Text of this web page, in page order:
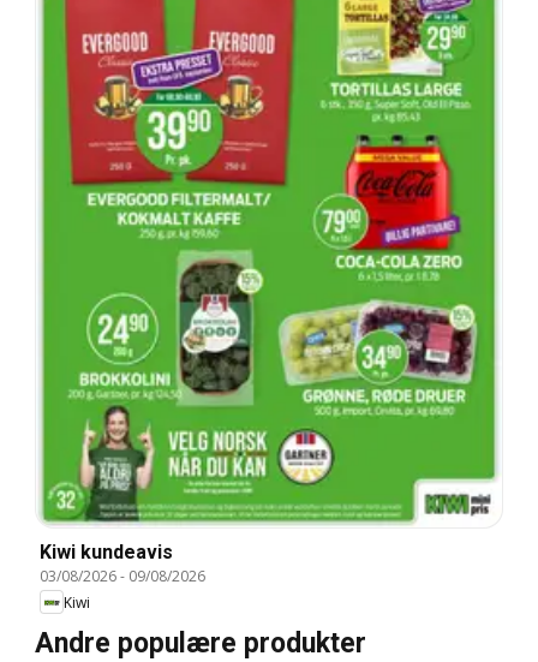
Kiwi kundeavis
03/08/2026- 09/08/2026
Kiwi
Andre populære produkter